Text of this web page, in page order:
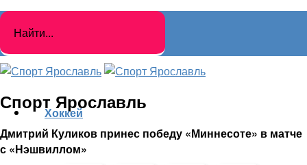
Спорт Ярославль
Дмитрий Куликов принес победу «Миннесоте» в матче
с «Нэшвиллом»
Хоккей